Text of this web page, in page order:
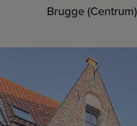
Brugge (Centrum)